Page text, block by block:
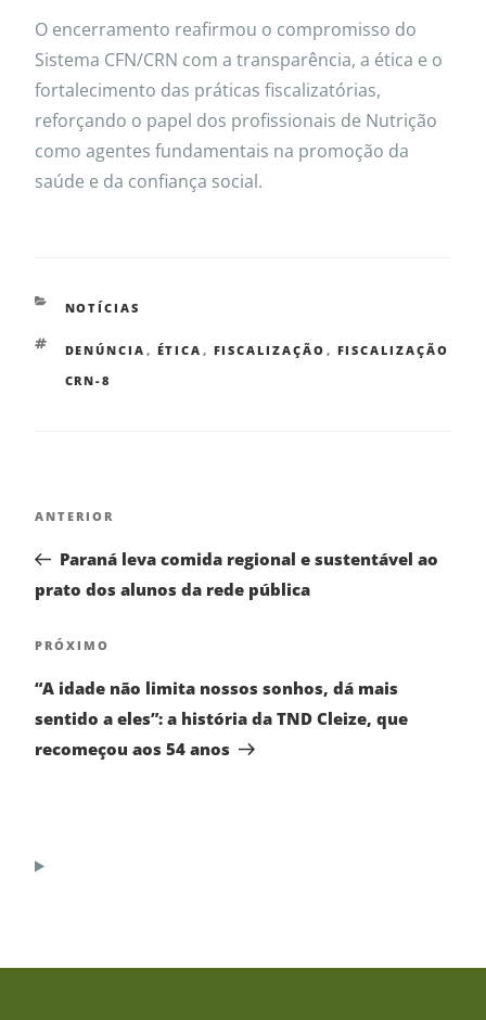
O encerramento reafirmou o compromisso do
Sistema CFN/CRN com a transparência, a ética e o
fortalecimento das práticas fiscalizatórias,
reforçando o papel dos profissionais de Nutrição
como agentes fundamentais na promoção da
saúde e da confiança social.
NOTÍCIAS
DENÚNCIA , ÉTICA , FISCALIZAÇÃO , FISCALIZAÇÃO
CRN-8
ANTERIOR
Paraná leva comida regional e sustentável ao
prato dos alunos da rede pública
PRÓXIMO
“A idade não limita nossos sonhos, dá mais
sentido a eles”: a história da TND Cleize, que
recomeçou aos 54 anos